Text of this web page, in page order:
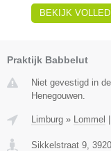
BEKIJK
Praktijk Babbelut
Niet gevestigd in
Henegouwen.
Limburg » Lommel
Sikkelstraat 9 3920